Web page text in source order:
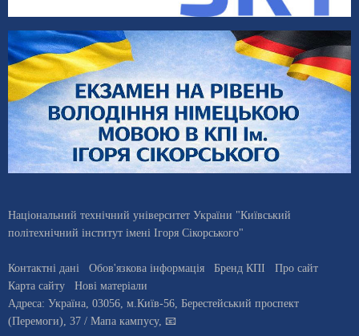
Національний технічний університет України "Київський
політехнічний інститут імені Ігоря Сікорського"
Контактні дані Обов'язкова інформація Бренд КПІ
Про сайт
Карта сайту
Нові матеріали
Адреса: Україна, 03056, м.Київ-56, Берестейський проспект
(Перемоги), 37 / Мапа кампусу, 📧